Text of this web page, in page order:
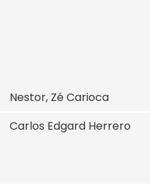
Nestor, Zé Carioca
Carlos Edgard Herrero